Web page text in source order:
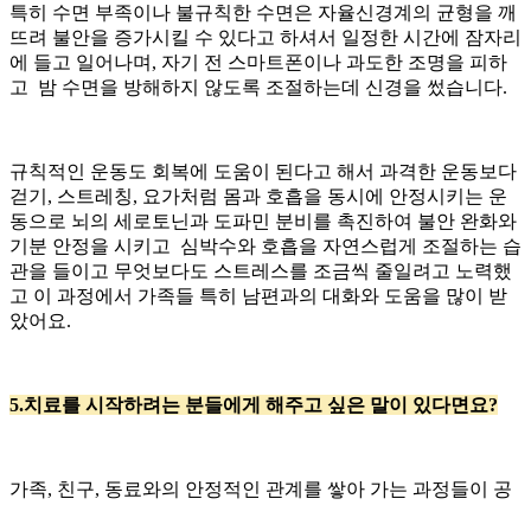
특히 수면 부족이나 불규칙한 수면은 자율신경계의 균형을 깨
뜨려 불안을 증가시킬 수 있다고 하셔서 일정한 시간에 잠자리
에 들고 일어나며, 자기 전 스마트폰이나 과도한 조명을 피하
고 밤 수면을 방해하지 않도록 조절하는데 신경을 썼습니다.
규칙적인 운동도 회복에 도움이 된다고 해서 과격한 운동보다
걷기, 스트레칭, 요가처럼 몸과 호흡을 동시에 안정시키는 운
동으로 뇌의 세로토닌과 도파민 분비를 촉진하여 불안 완화와
기분 안정을 시키고 심박수와 호흡을 자연스럽게 조절하는 습
관을 들이고 무엇보다도 스트레스를 조금씩 줄일려고 노력했
고 이 과정에서 가족들 특히 남편과의 대화와 도움을 많이 받
았어요.
5.치료를 시작하려는 분들에게 해주고 싶은 말이 있다면요?
가족, 친구, 동료와의 안정적인 관계를 쌓아 가는 과정들이 공